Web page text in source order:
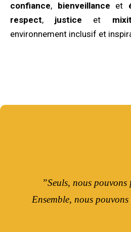
confiance, bienveillance et
respect, justice et
environnement inclusif et
”Seuls, nous pouvons
Ensemble, nous